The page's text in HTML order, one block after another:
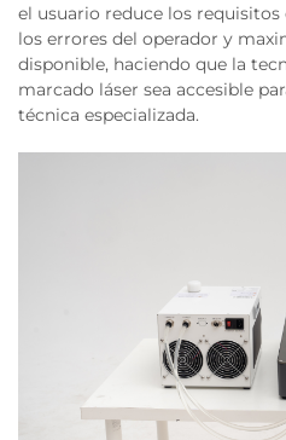
el usuario reduce los
los errores del operador y
disponible, haciendo que la
marcado láser sea accesible
técnica especializada.